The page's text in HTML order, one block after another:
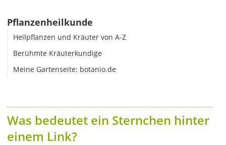
Pflanzenheilkunde
Heilpflanzen und Kräuter von A-Z
Berühmte Kräuterkundige
Meine Gartenseite: botanio.de
Was bedeutet ein Sternchen hinter
einem Link?